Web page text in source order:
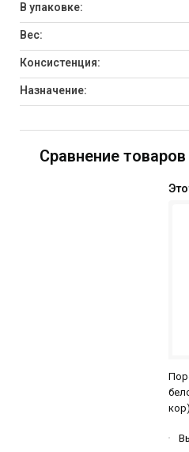
В упаковке:
Вес:
Консистенция:
Назначение:
Сравнение товаров
кор)